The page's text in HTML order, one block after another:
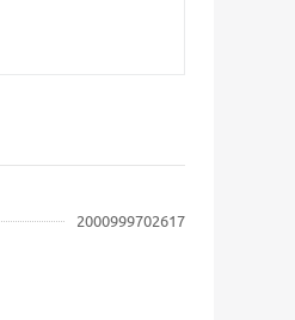
2000999702617